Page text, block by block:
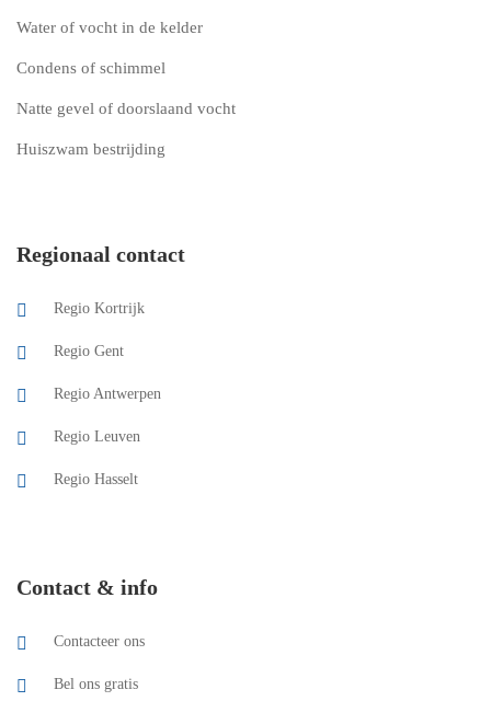
Water of vocht in de kelder
Condens of schimmel
Natte gevel of doorslaand vocht
Huiszwam bestrijding
Regionaal contact
Regio Kortrijk
Regio Gent
Regio Antwerpen
Regio Leuven
Regio Hasselt
Contact & info
Contacteer ons
Bel ons gratis